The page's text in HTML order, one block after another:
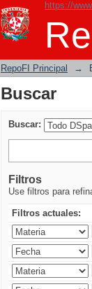
https://
Buscar
RepoFI Principal →
Buscar
Buscar:
Filtros
Use filtros para
Filtros actuales: